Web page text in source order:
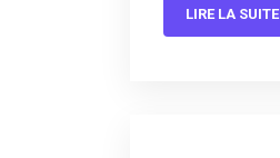
LIRE LA SUITE